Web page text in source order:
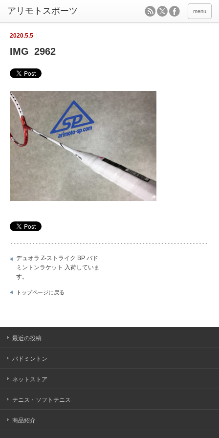
menu
2020.5.5
IMG_2962
デュオラ Z-ストライク BP バド
ミントンラケット 入荷していま
す。
トップページに戻る
最近の投稿
バドミントン
ネットストア
テニス・ソフトテニス
商品紹介